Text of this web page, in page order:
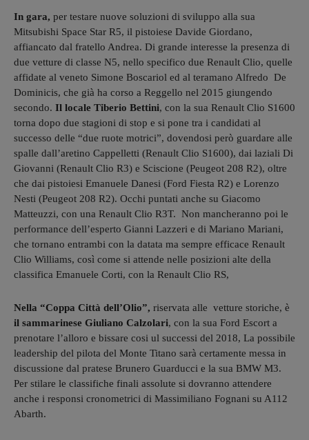
In gara, per testare nuove soluzioni di sviluppo alla sua
Mitsubishi Space Star R5, il pistoiese Davide Giordano,
affiancato dal fratello Andrea. Di grande interesse la presenza di
due vetture di classe N5, nello specifico due Renault Clio, quelle
affidate al veneto Simone Boscariol ed al teramano Alfredo De
Dominicis, che già ha corso a Reggello nel 2015 giungendo
secondo. Il locale Tiberio Bettini, con la sua Renault Clio S1600
torna dopo due stagioni di stop e si pone tra i candidati al
successo delle “due ruote motrici”, dovendosi però guardare alle
spalle dall’aretino Cappelletti (Renault Clio S1600), dai laziali Di
Giovanni (Renault Clio R3) e Sciscione (Peugeot 208 R2), oltre
che dai pistoiesi Emanuele Danesi (Ford Fiesta R2) e Lorenzo
Nesti (Peugeot 208 R2). Occhi puntati anche su Giacomo
Matteuzzi, con una Renault Clio R3T. Non mancheranno poi le
performance dell’esperto Gianni Lazzeri e di Mariano Mariani,
che tornano entrambi con la datata ma sempre efficace Renault
Clio Williams, così come si attende nelle posizioni alte della
classifica Emanuele Corti, con la Renault Clio RS,
Nella “Coppa Città dell’Olio”, riservata alle vetture storiche, è
il sammarinese Giuliano Calzolari, con la sua Ford Escort a
prenotare l’alloro e bissare cosi ul successi del 2018, La possibile
leadership del pilota del Monte Titano sarà certamente messa in
discussione dal pratese Brunero Guarducci e la sua BMW M3.
Per stilare le classifiche finali assolute si dovranno attendere
anche i responsi cronometrici di Massimiliano Fognani su A112
Abarth.